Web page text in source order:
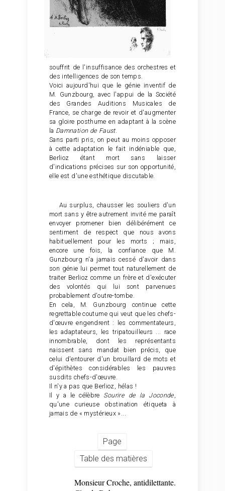
souffrit de l'insuffisance des orchestres et
des intelligences de son temps.
Voici aujourd'hui que le génie inventif de
M. Gunzbourg, avec l'appui de la Société
des Grandes Auditions Musicales de
France, se charge de revoir et d'augmenter
sa gloire posthume en adaptant à la scène
la Damnation de Faust.
Sans parti pris, on peut au moins opposer
à cette adaptation le fait indéniable que,
Berlioz étant mort sans laisser
d'indications précises sur son opportunité,
elle est d'une esthétique discutable.
Au surplus, chausser les souliers d'un
mort sans y être autrement invité me paraît
envoyer promener bien délibérément ce
sentiment de respect que nous avons
habituellement pour les morts ; mais,
encore une fois, la confiance que M.
Gunzbourg n'a jamais cessé d'avoir dans
son génie lui permet tout naturellement de
traiter Berlioz comme un frère et d'exécuter
des volontés qui lui sont parvenues
probablement d'outre-tombe.
En cela, M. Gunzbourg continue cette
regrettable coutume qui veut que les chefs-
d'œuvre engendrent : les commentateurs,
les adaptateurs, les tripatouilleurs ... race
innombrable, dont les représentants
naissent sans mandat bien précis, que
celui d'entourer d'un brouillard de mots et
d'épithètes considérables les pauvres
susdits chefs-d'œuvre.
Il n'y a pas que Berlioz, hélas !
Il y a le célèbre Sourire de la Joconde,
qu'une curieuse obstination étiqueta à
jamais de « mystérieux »...
Page
Table des matières
Monsieur Croche, antidilettante.